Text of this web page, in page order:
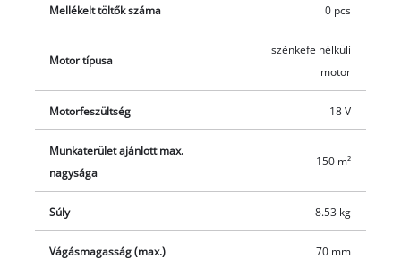
Mellékelt töltők száma 0 pcs
Motor típusa
szénkefe nélküli
motor
Motorfeszültség 18 V
Munkaterület ajánlott max.
nagysága
150 m²
Súly 8.53 kg
Vágásmagasság (max.) 70 mm